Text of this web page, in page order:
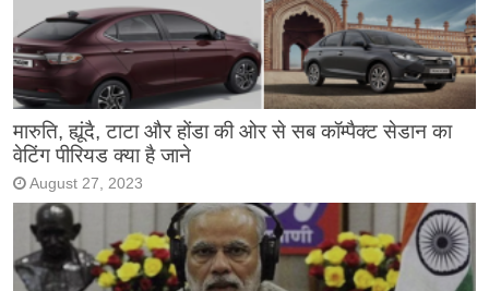
मारुति, ह्यूंदै, टाटा और होंडा की ओर से सब कॉम्पैक्ट सेडान का
वेटिंग पीरियड क्या है जाने
August 27, 2023